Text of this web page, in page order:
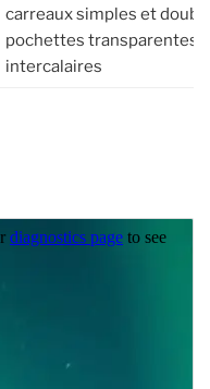
carreaux simples et
pochettes transparentes
intercalaires